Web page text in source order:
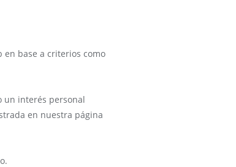
base a criterios como
un interés personal
en nuestra página